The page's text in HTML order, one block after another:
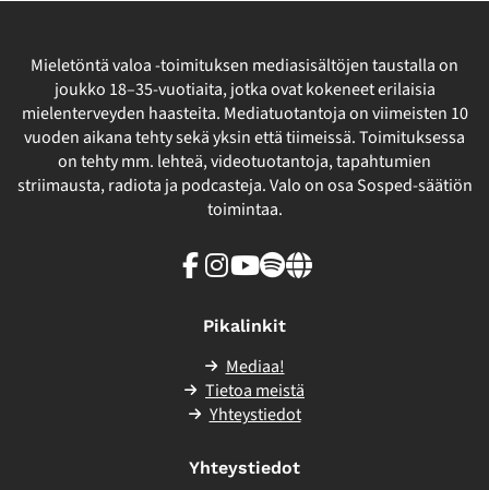
Mieletöntä valoa -toimituksen mediasisältöjen taustalla on
joukko 18–35-vuotiaita, jotka ovat kokeneet erilaisia
mielenterveyden haasteita. Mediatuotantoja on viimeisten 10
vuoden aikana tehty sekä yksin että tiimeissä. Toimituksessa
on tehty mm. lehteä, videotuotantoja, tapahtumien
striimausta, radiota ja podcasteja. Valo on osa Sosped-säätiön
toimintaa.
Facebook
Instagram
Youtube
SpotifyLinkki
Pikalinkit
Mediaa!
Tietoa meistä
Yhteystiedot
Yhteystiedot